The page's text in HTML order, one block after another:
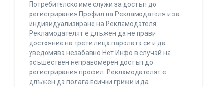
Потребителско име служи за достъп до
регистрирания Профил на Рекламодателя и за
индивидуализиране на Рекламодателя.
Рекламодателят е длъжен да не прави
достояние на трети лица паролата си и да
уведомява незабавно Нет Инфо в случай на
осъществен неправомерен достъп до
регистрирания профил. Рекламодателят е
длъжен да полага всички грижи и да